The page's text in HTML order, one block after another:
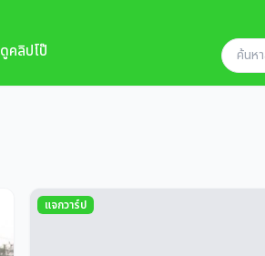
ดูคลิปโป๊
แจกวาร์ป